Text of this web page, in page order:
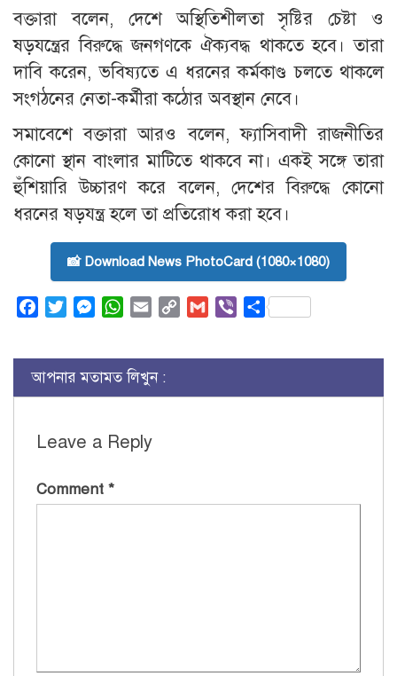
বক্তারা বলেন, দেশে অস্থিতিশীলতা সৃষ্টির চেষ্টা ও
ষড়যন্ত্রের বিরুদ্ধে জনগণকে ঐক্যবদ্ধ থাকতে হবে। তারা
দাবি করেন, ভবিষ্যতে এ ধরনের কর্মকাণ্ড চলতে থাকলে
সংগঠনের নেতা-কর্মীরা কঠোর অবস্থান নেবে।
সমাবেশে বক্তারা আরও বলেন, ফ্যাসিবাদী রাজনীতির
কোনো স্থান বাংলার মাটিতে থাকবে না। একই সঙ্গে তারা
হুঁশিয়ারি উচ্চারণ করে বলেন, দেশের বিরুদ্ধে কোনো
ধরনের ষড়যন্ত্র হলে তা প্রতিরোধ করা হবে।
📸 Download News PhotoCard (1080×1080)
FacebookTwitterMessenger
WhatsApp
Email
Copy
Gmail ViberShare
আপনার মতামত লিখুন :
Leave a Reply
Comment *